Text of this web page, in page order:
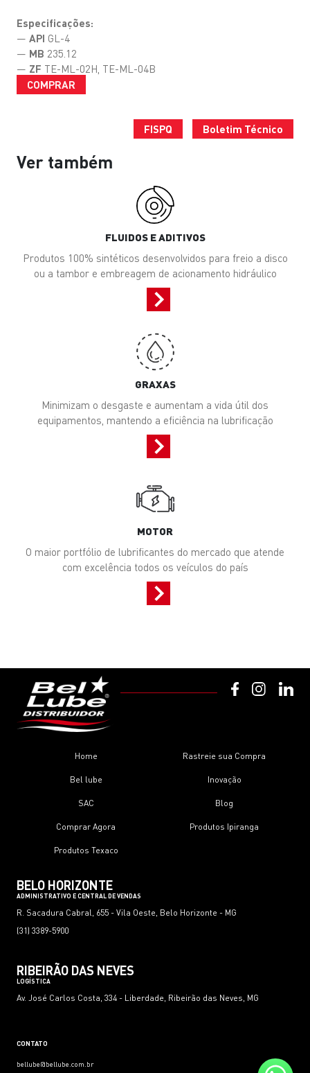
Especificações:
— API GL-4
— MB 235.12
— ZF TE-ML-02H, TE-ML-04B
COMPRAR
FISPQ Boletim Técnico
Ver também
FLUIDOS E ADITIVOS
Produtos 100% sintéticos desenvolvidos para freio a disco
ou a tambor e embreagem de acionamento hidráulico
GRAXAS
Minimizam o desgaste e aumentam a vida útil dos
equipamentos, mantendo a eficiência na lubrificação
MOTOR
O maior portfólio de lubrificantes do mercado que atende
com excelência todos os veículos do país
Home Rastreie sua Compra
Bel lube Inovação
SAC Blog
Comprar Agora Produtos Ipiranga
Produtos Texaco
BELO HORIZONTE
ADMINISTRATIVO E CENTRAL DE VENDAS
R. Sacadura Cabral, 655 - Vila Oeste, Belo Horizonte - MG
(31) 3389-5900
RIBEIRÃO DAS NEVES
LOGÍSTICA
Av. José Carlos Costa, 334 - Liberdade, Ribeirão das Neves, MG
CONTATO
bellube@bellube.com.br